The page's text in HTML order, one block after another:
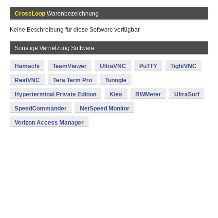
CrossLoop Warenbezeichnung
Keine Beschreibung für diese Software verfügbar.
Sonstige Vernetzung Software
Hamachi TeamViewer UltraVNC PuTTY TightVNC
RealVNC Tera Term Pro Tunngle
Hyperterminal Private Edition Kies BWMeter UltraSurf
SpeedCommander NetSpeed Monitor
Verizon Access Manager